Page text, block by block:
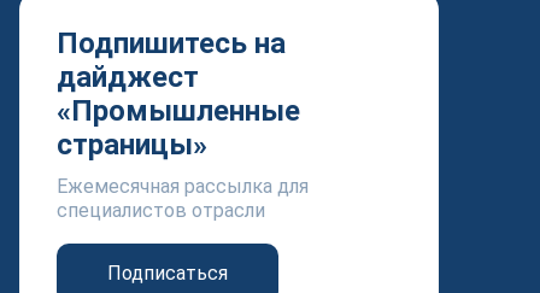
Подпишитесь на
дайджест
«Промышленные
страницы»
Ежемесячная рассылка для
специалистов отрасли
Подписаться